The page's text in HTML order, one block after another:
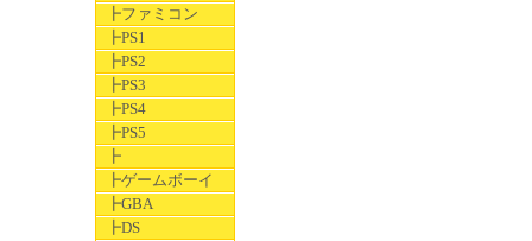
┣ファミコン
┣PS1
┣PS2
┣PS3
┣PS4
┣PS5
┣
┣ゲームボーイ
┣GBA
┣DS